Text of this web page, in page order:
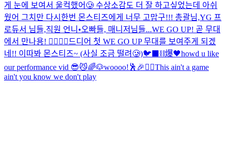
게 눈에 보여서 울컥했어🥲 수상소감도 더 잘 하고싶었는데 아쉬
웠어 그치만 다시한번 몬스티즈에게 너무 고맙구!!! 총괄님,YG 프
로듀서 님들,직원 언니•오빠들, 매니저님들...WE GO UP! 곧 무대
에서 만나용! ❤️‍🔥❤️‍🔥 드디어 첫 WE GO UP 무대를 보여주게 되겠
네!! 이따봐 몬스티즈~ (사실 조금 떨려🥲)🐦‍⬛⛓️爆🖤howd u like
our performance vid 😎😼🌈🐶woooo!🕺🎉❤️‍🔥This ain't a game
ain't you know we don't play